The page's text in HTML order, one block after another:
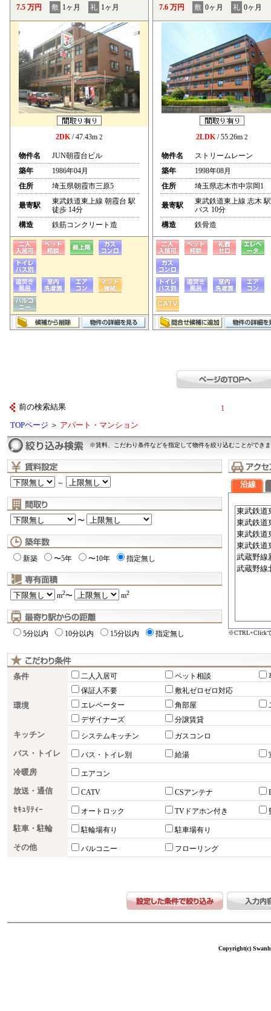
7.5 万円 敷 1ヶ月 礼 1ヶ月
2DK/ 47.43m 2
物件名
JUN朝霞台ビル
築年
1986年04月
住所
埼玉県朝霞市三原5
最寄駅
東武鉄道東上線 朝霞台 駅
徒歩 14分
構造
鉄筋コンクリート造
7.6 万円 敷 0ヶ月 礼 0ヶ月
2LDK/ 55.26m 2
物件名
ストリームレーン
築年
1998年08月
住所
埼玉県志木市中宗岡1
最寄駅
東武鉄道東上線 志木 駅
バス 10分
構造
鉄骨造
前の検索結果 1
TOPページ ＞ アパート・マンション
※賃料、こだわり条件などを指定して物件を絞り込むことができ
～
〜
新築 〜5年 〜10年 指定無し
m2〜 m2
5分以内 10分以内 15分以内 指定無し
沿線
※CTRL+Click
条件 二人入居可 ペット相談
保証人不要
敷礼ゼロゼロ対応
環境 エレベーター 角部屋
デザイナーズ
分譲賃貸
キッチン システムキッチン ガスコンロ
バス・トイレ バス・トイレ別 給湯
冷暖房 エアコン
放送・通信 CATV CSアンテナ
ｾｷｭﾘﾃｨｰ オートロック TVドアホン付き
駐車・駐輪 駐輪場有り 駐車場有り
その他 バルコニー フローリング
Copyright(c)